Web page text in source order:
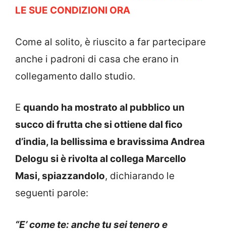
LE SUE CONDIZIONI ORA
Come al solito, è riuscito a far partecipare
anche i padroni di casa che erano in
collegamento dallo studio.
E quando ha mostrato al pubblico un
succo di frutta che si ottiene dal fico
d’india, la bellissima e bravissima Andrea
Delogu si è rivolta al collega Marcello
Masi, spiazzandolo, dichiarando le
seguenti parole:
“E’ come te: anche tu sei tenero e